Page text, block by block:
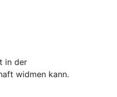
in der
widmen kann.